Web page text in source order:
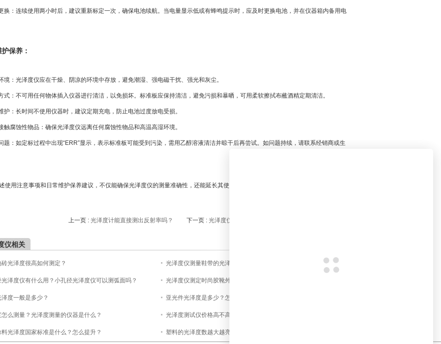
换：连续使用两小时后，建议重新标定一次，确保电池续航。当电量显示低或有蜂鸣提示时，应及时更换电池，并在仪器箱内备用电
保养：
境：光泽度仪应在干燥、阴凉的环境中存放，避免潮湿、强电磁干扰、强光和灰尘。
式：不可用任何物体插入仪器进行清洁，以免损坏。标准板应保持清洁，避免污损和暴晒，可用柔软擦拭布蘸酒精定期清洁。
护：长时间不使用仪器时，建议定期充电，防止电池过度放电受损。
触腐蚀性物品：确保光泽度仪远离任何腐蚀性物品和高温高湿环境。
题：如定标过程中出现“ERR”显示，表示标准板可能受到污染，需用乙醇溶液清洁并晾干后再尝试。如问题持续，请联系经销商或生
使用注意事项和日常维护保养建议，不仅能确保光泽度仪的测量准确性，还能延长其使用寿命，为各行业用户提供更持久、更可靠的
上一页 : 光泽度计能直接测出反射率吗？ 下一页 : 光泽度仪的校准方法
仪相关
光泽度很高如何测定？ 光泽度仪测量鞋带的光泽度
泽度仪有什么用？小孔径光泽度仪可以测弧面吗？ 光泽度仪测定时尚胶靴外观光泽
度一般是多少？ 亚光件光泽度是多少？怎样评定？
么测量？光泽度测量的仪器是什么？ 光泽度测试仪价格高不高？
光泽度国家标准是什么？怎么提升？ 塑料的光泽度数越大越亮吗？